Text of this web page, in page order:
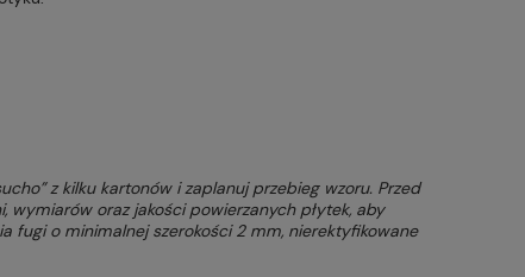
z kilku kartonów i zaplanuj przebieg wzoru. Przed
oraz jakości powierzanych płytek, aby
fugi o minimalnej szerokości 2 mm, nierektyfikowane